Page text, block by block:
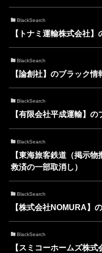
BlackSearch
【トナミ運輸株式会社】
BlackSearch
【論創社】のブラック情
BlackSearch
【有限会社平成運輸】の
BlackSearch
【東海旅客鉄道（掲示
救済の一部取消し）
BlackSearch
【株式会社NOMURA】
BlackSearch
【スミコーホームズ株